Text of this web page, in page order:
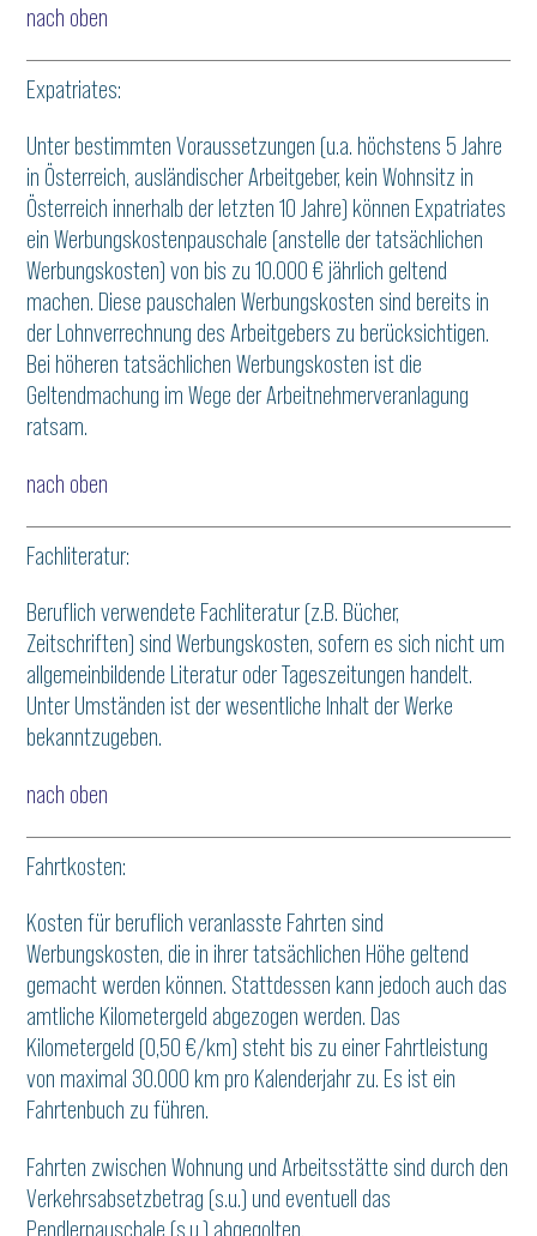
nach oben
Expatriates:
Unter bestimmten Voraussetzungen (u.a. höchstens 5 Jahre
in Österreich, ausländischer Arbeitgeber, kein Wohnsitz in
Österreich innerhalb der letzten 10 Jahre) können Expatriates
ein Werbungskostenpauschale (anstelle der tatsächlichen
Werbungskosten) von bis zu 10.000 € jährlich geltend
machen. Diese pauschalen Werbungskosten sind bereits in
der Lohnverrechnung des Arbeitgebers zu berücksichtigen.
Bei höheren tatsächlichen Werbungskosten ist die
Geltendmachung im Wege der Arbeitnehmerveranlagung
ratsam.
nach oben
Fachliteratur:
Beruflich verwendete Fachliteratur (z.B. Bücher,
Zeitschriften) sind Werbungskosten, sofern es sich nicht um
allgemeinbildende Literatur oder Tageszeitungen handelt.
Unter Umständen ist der wesentliche Inhalt der Werke
bekanntzugeben.
nach oben
Fahrtkosten:
Kosten für beruflich veranlasste Fahrten sind
Werbungskosten, die in ihrer tatsächlichen Höhe geltend
gemacht werden können. Stattdessen kann jedoch auch das
amtliche Kilometergeld abgezogen werden. Das
Kilometergeld (0,50 €/km) steht bis zu einer Fahrtleistung
von maximal 30.000 km pro Kalenderjahr zu. Es ist ein
Fahrtenbuch zu führen.
Fahrten zwischen Wohnung und Arbeitsstätte sind durch den
Verkehrsabsetzbetrag (s.u.) und eventuell das
Pendlerpauschale (s.u.) abgegolten.